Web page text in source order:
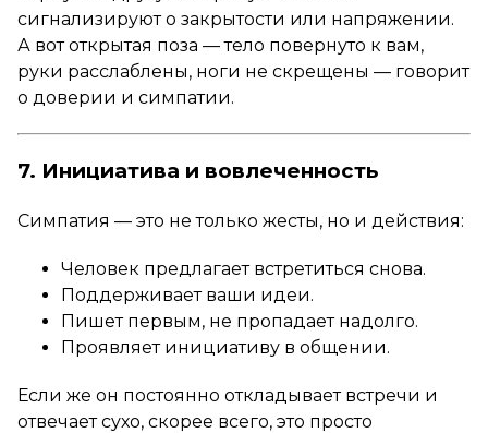
сигнализируют о закрытости или напряжении.
А вот открытая поза — тело повернуто к вам,
руки расслаблены, ноги не скрещены — говорит
о доверии и симпатии.
7. Инициатива и вовлеченность
Симпатия — это не только жесты, но и действия:
Человек предлагает встретиться снова.
Поддерживает ваши идеи.
Пишет первым, не пропадает надолго.
Проявляет инициативу в общении.
Если же он постоянно откладывает встречи и
отвечает сухо, скорее всего, это просто